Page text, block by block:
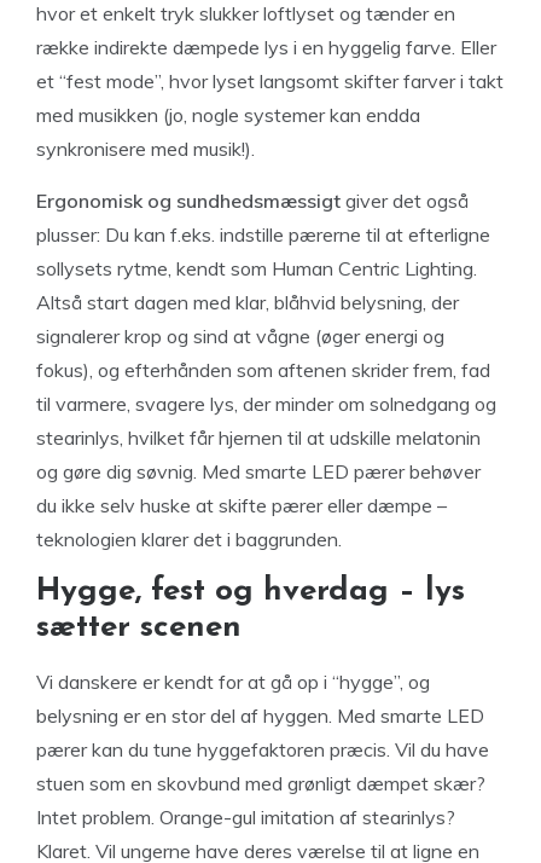
hvor et enkelt tryk slukker loftlyset og tænder en
række indirekte dæmpede lys i en hyggelig farve. Eller
et “fest mode”, hvor lyset langsomt skifter farver i takt
med musikken (jo, nogle systemer kan endda
synkronisere med musik!).
Ergonomisk og sundhedsmæssigt giver det også
plusser: Du kan f.eks. indstille pærerne til at efterligne
sollysets rytme, kendt som Human Centric Lighting.
Altså start dagen med klar, blåhvid belysning, der
signalerer krop og sind at vågne (øger energi og
fokus), og efterhånden som aftenen skrider frem, fad
til varmere, svagere lys, der minder om solnedgang og
stearinlys, hvilket får hjernen til at udskille melatonin
og gøre dig søvnig. Med smarte LED pærer behøver
du ikke selv huske at skifte pærer eller dæmpe –
teknologien klarer det i baggrunden.
Hygge, fest og hverdag – lys
sætter scenen
Vi danskere er kendt for at gå op i “hygge”, og
belysning er en stor del af hyggen. Med smarte LED
pærer kan du tune hyggefaktoren præcis. Vil du have
stuen som en skovbund med grønligt dæmpet skær?
Intet problem. Orange-gul imitation af stearinlys?
Klaret. Vil ungerne have deres værelse til at ligne en